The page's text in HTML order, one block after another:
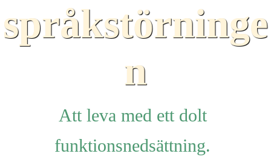
LÄNKAR
språkstörninge
n
Att leva med ett dolt
funktionsnedsättning.